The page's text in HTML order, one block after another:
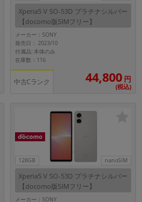
Xperia5 V SO-53D プラチナシルバー
【docomo版SIMフリー】
メーカー：SONY
発売日： 2023/10
付属品: 本体のみ
在庫数：116
中古Cランク 44,800 円
(税込)
128GB nanoSIM
Xperia5 V SO-53D プラチナシルバー
【docomo版SIMフリー】
メーカー：SONY